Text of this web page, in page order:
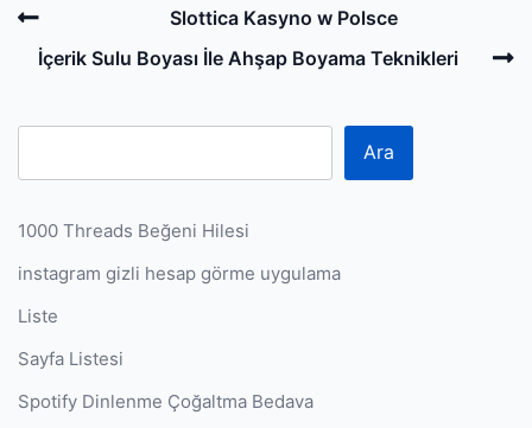
Post
navigation
Previous
Post
Slottica Kasyno w Polsce
İçerik Sulu Boyası İle Ahşap Boyama Teknikleri
Ara
1000 Threads Beğeni Hilesi
instagram gizli hesap görme uygulama
Liste
Sayfa Listesi
Spotify Dinlenme Çoğaltma Bedava